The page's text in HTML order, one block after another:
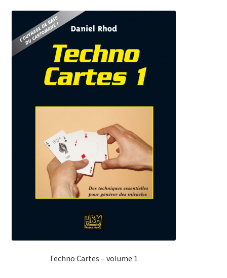
Techno Cartes – volume 1